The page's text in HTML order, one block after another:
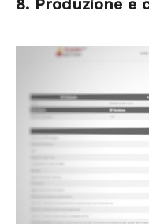
8. Produzione e